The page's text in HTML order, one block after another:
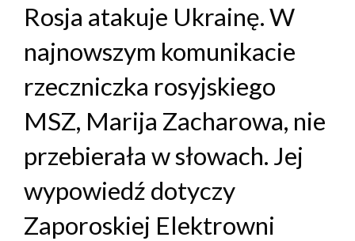
Rosja atakuje Ukrainę. W
najnowszym komunikacie
rzeczniczka rosyjskiego
MSZ, Marija Zacharowa, nie
przebierała w słowach. Jej
wypowiedź dotyczy
Zaporoskiej Elektrowni